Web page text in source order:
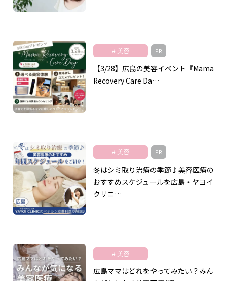
美容 PR
【3/28】広島の美容イベント『Mama
Recovery Care Da…
美容 PR
冬はシミ取り治療の季節♪美容医療の
おすすめスケジュールを広島・ヤヨイ
クリニ…
美容
広島ママはどれをやってみたい？みん